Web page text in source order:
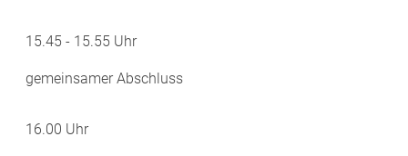
15.45 - 15.55 Uhr
gemeinsamer Abschluss
16.00 Uhr